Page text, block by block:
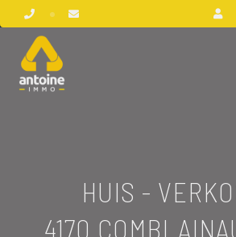
HUIS -
4170